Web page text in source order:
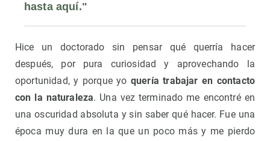
hasta aquí."
Hice un doctorado sin pensar qué querría hacer
después, por pura curiosidad y aprovechando la
oportunidad, y porque yo quería trabajar en contacto
con la naturaleza. Una vez terminado me encontré en
una oscuridad absoluta y sin saber qué hacer. Fue una
época muy dura en la que un poco más y me pierdo